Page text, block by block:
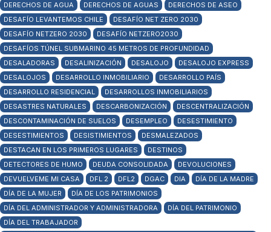
DERECHOS DE AGUA
DERECHOS DE AGUAS
DERECHOS DE ASEO
DESAFÍO LEVANTEMOS CHILE
DESAFÍO NET ZERO 2030
DESAFÍO NETZERO 2030
DESAFÍO NETZERO2030
DESAFÍOS TÚNEL SUBMARINO 45 METROS DE PROFUNDIDAD
DESALADORAS
DESALINIZACIÓN DESALOJO
DESALOJO EXPRESS
DESALOJOS
DESARROLLO INMOBILIARIO
DESARROLLO PAÍS
DESARROLLO RESIDENCIAL
DESARROLLOS INMOBILIARIOS
DESASTRES NATURALES
DESCARBONIZACIÓN
DESCENTRALIZACIÓN
DESCONTAMINACIÓN DE SUELOS
DESEMPLEO
DESESTIMIENTO
DESESTIMIENTOS
DESISTIMIENTOS
DESMALEZADOS
DESTACAN EN LOS PRIMEROS LUGARES
DESTINOS
DETECTORES DE HUMO
DEUDA CONSOLIDADA
DEVOLUCIONES
DEVUELVEME MI CASA
DFL 2 DFL2 DGAC DIA
DÍA DE LA MADRE
DÍA DE LA MUJER
DÍA DE LOS PATRIMONIOS
DÍA DEL ADMINISTRADOR Y ADMINISTRADORA
DÍA DEL PATRIMONIO
DÍA DEL TRABAJADOR